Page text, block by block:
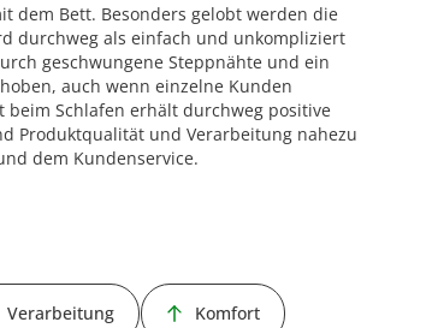
dem Bett. Besonders gelobt werden die
durchweg als einfach und unkompliziert
geschwungene Steppnähte und ein
auch wenn einzelne Kunden
beim Schlafen erhält durchweg positive
Produktqualität und Verarbeitung nahezu
dem Kundenservice.
Verarbeitung Komfort